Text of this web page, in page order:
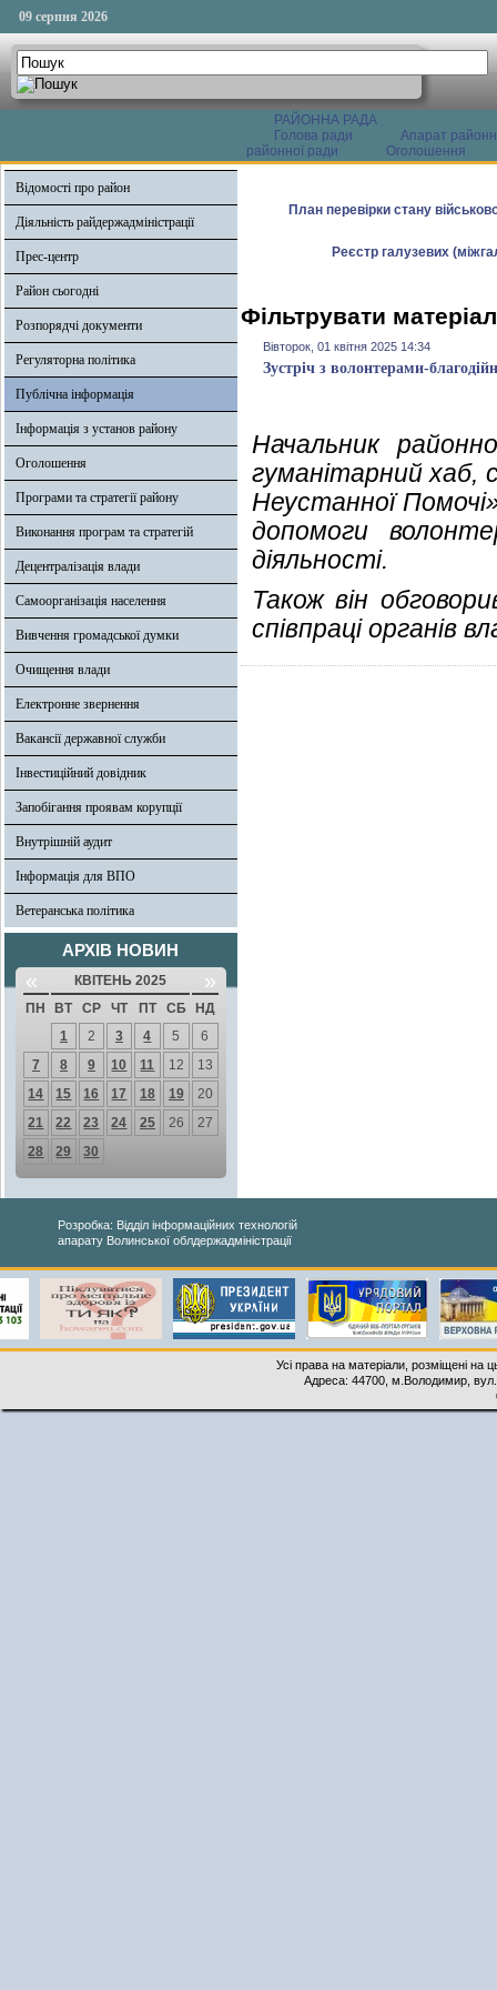
09 серпня 2026
РАЙОННА РАДА
Голова ради
Апарат
районної ради
Оголошення
Відомості про район
Діяльність райдержадміністрації
Прес-центр
Район сьогодні
Розпорядчі документи
Регуляторна політика
Публічна інформація
Інформація з установ району
Оголошення
Програми та стратегії району
Виконання програм та стратегій
Децентралізація влади
Самоорганізація населення
Вивчення громадської думки
Очищення влади
Електронне звернення
Вакансії державної служби
Інвестиційний довідник
Запобігання проявам корупції
Внутрішній аудит
Інформація для ВПО
Ветеранська політика
АРХІВ НОВИН
« КВІТЕНЬ 2025 »
ПН ВТ СР ЧТ ПТ СБ
НД
1
2 3 4 5
6
7
8 9 10 11 12
13
14
15 16 17 18 19
20
21
22 23 24 25 26
27
28
29 30
План перевірки стану
Реєстр галузевих
Фільтрувати
Вівторок, 01 квітня 2025 14:34
Зустріч з волонтерами-
Начальник
гуманітарний хаб,
Неустанної
допомоги
діяльності.
Також він
співпраці органів
Розробка: Відділ інформаційних технологій
апарату Волинської облдержадміністрації
Усі права на матеріали, розміщені на
Адреса: 44700, м.Володимир,